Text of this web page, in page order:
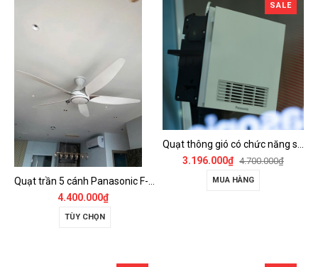
4.400.000₫
TÙY CHỌN
SALE
Quạt thông gió có chức năng sưởi ấm, dùng cho phòng tắm - FV-30BZ1
3.196.000₫ 4.700.000₫
MUA HÀNG